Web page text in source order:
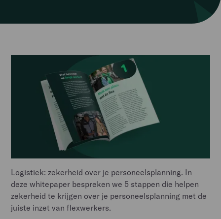
Logistiek: zekerheid over je personeelsplanning. In
deze whitepaper bespreken we 5 stappen die helpen
zekerheid te krijgen over je personeelsplanning met de
juiste inzet van flexwerkers.